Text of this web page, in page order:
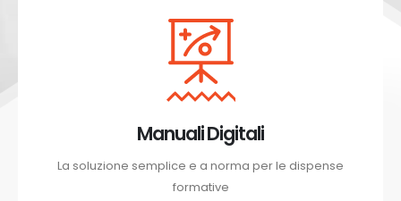
Manuali Digitali
La soluzione semplice e a norma per le dispense
formative